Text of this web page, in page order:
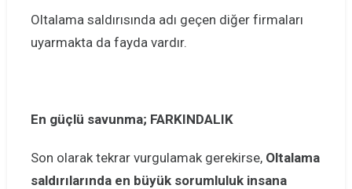
Oltalama saldırısında adı geçen diğer firmaları
uyarmakta da fayda vardır.
En güçlü savunma; FARKINDALIK
Son olarak tekrar vurgulamak gerekirse, Oltalama
saldırılarında en büyük sorumluluk insana